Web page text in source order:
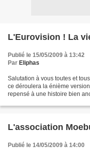
L'Eurovision ! La
Publié le 15/05/2009 à 13:42
Par Eliphas
Salutation à vous toutes et
ce déroulera la énième
repensé à une histoire bien
L'association
Publié le 14/05/2009 à 14:00